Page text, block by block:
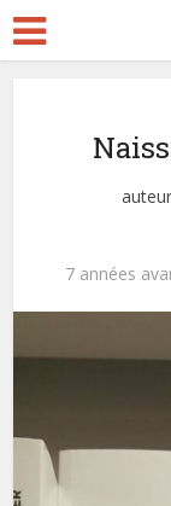
7 années